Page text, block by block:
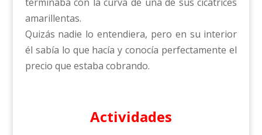
amarillentas.
Quizás nadie lo entendiera, pero en su interior
él sabía lo que hacía y conocía perfectamente el
precio que estaba cobrando.
Actividades